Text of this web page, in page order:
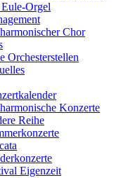
Orgel
Chor
Orchesterstellen
Konzerte
Reihe
Eigenzeit